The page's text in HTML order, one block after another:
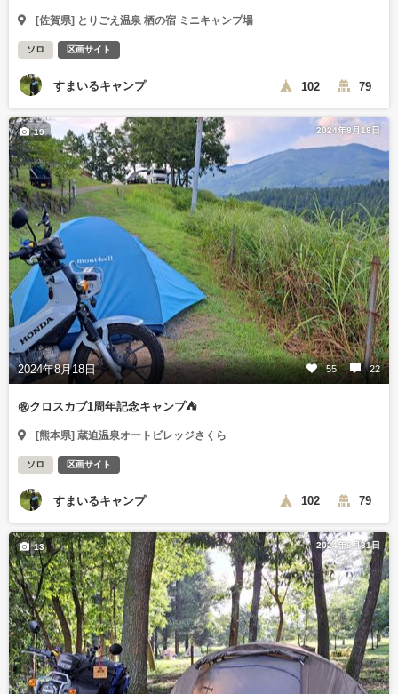
[佐賀県] とりごえ温泉 栖の宿 ミニキャンプ場
ソロ 区画サイト
すまいるキャンプ 102 79
2024年8月18日
2024年8月18日 55 22
19
㊗️クロスカブ1周年記念キャンプ⛺
[熊本県] 蔵迫温泉オートビレッジさくら
ソロ 区画サイト
すまいるキャンプ 102 79
2024年8月31日
13